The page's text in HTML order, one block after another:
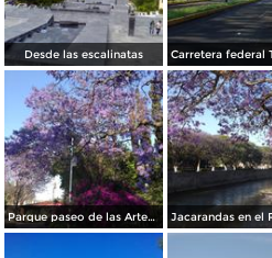
Desde las escalinatas
Parque paseo de las Artesanías. Abril/2018